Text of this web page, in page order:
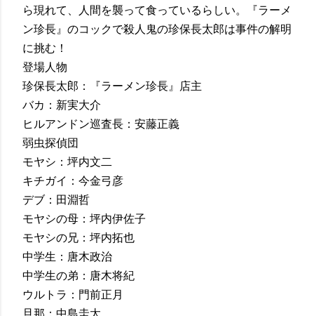
ら現れて、人間を襲って食っているらしい。『ラーメ
ン珍長』のコックで殺人鬼の珍保長太郎は事件の解明
に挑む！
登場人物
珍保長太郎：『ラーメン珍長』店主
バカ：新実大介
ヒルアンドン巡査長：安藤正義
弱虫探偵団
モヤシ：坪内文二
キチガイ：今金弓彦
デブ：田淵哲
モヤシの母：坪内伊佐子
モヤシの兄：坪内拓也
中学生：唐木政治
中学生の弟：唐木将紀
ウルトラ：門前正月
旦那：中島圭太